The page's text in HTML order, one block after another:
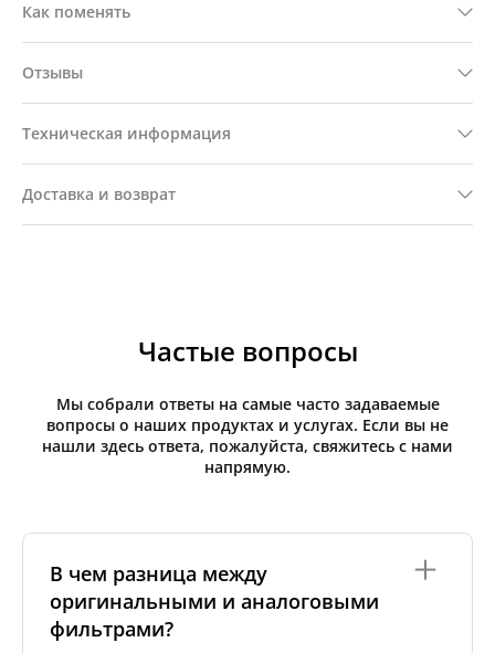
Как поменять
Отзывы
Техническая информация
Доставка и возврат
Частые вопросы
Мы собрали ответы на самые часто задаваемые
вопросы о наших продуктах и услугах. Если вы не
нашли здесь ответа, пожалуйста, свяжитесь с нами
напрямую.
В чем разница между
оригинальными и аналоговыми
фильтрами?